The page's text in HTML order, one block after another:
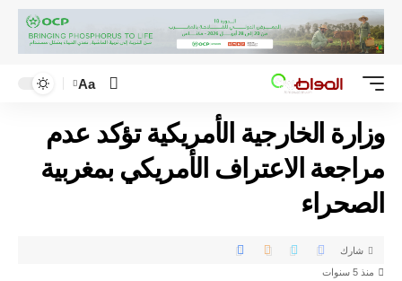
Aa
وزارة الخارجية الأمريكية تؤكد عدم
مراجعة الاعتراف الأمريكي بمغربية
الصحراء
منذ 5 سنوات
شارك